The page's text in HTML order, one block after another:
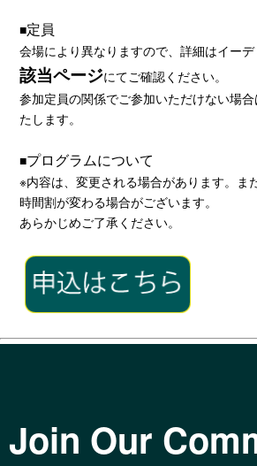
■定員
会場により異なりますので、詳細はイー
該当ページにてご確認ください。
参加定員の関係でご参加いただけない場
たします。
■プログラムについて
※内容は、変更される場合があります。ま
時間割が変わる場合がございます。
あらかじめご了承ください。
Join Our